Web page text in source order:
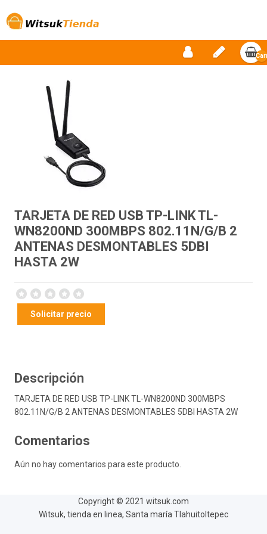
TARJETA DE RED USB TP-LINK TL-
WN8200ND 300MBPS 802.11N/G/B 2
ANTENAS DESMONTABLES 5DBI
HASTA 2W
Solicitar precio
Descripción
TARJETA DE RED USB TP-LINK TL-WN8200ND 300MBPS
802.11N/G/B 2 ANTENAS DESMONTABLES 5DBI HASTA 2W
Comentarios
Aún no hay comentarios para este producto.
Copyright © 2021 witsuk.com
Witsuk, tienda en linea, Santa maría Tlahuitoltepec